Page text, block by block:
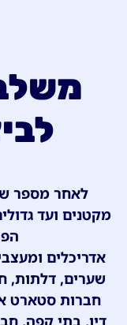
לאחר מספר
מקטנים ועד
אדריכלים
שערים, דלתות,
חברות סטארט
דין, בתי קפה,